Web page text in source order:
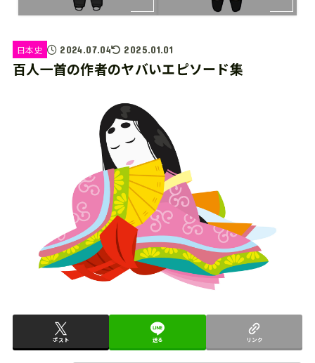
日本史 2024.07.04 2025.01.01
百人一首の作者のヤバいエピソード集
ポスト 送る リンク